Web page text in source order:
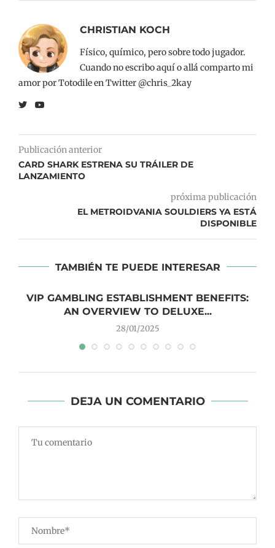
CHRISTIAN KOCH
Físico, químico, pero sobre todo jugador.
Cuando no escribo aquí o allá comparto mi
amor por Totodile en Twitter @chris_2kay
Publicación anterior
CARD SHARK ESTRENA SU TRÁILER DE
LANZAMIENTO
próxima publicación
EL METROIDVANIA SOULDIERS YA ESTÁ
DISPONIBLE
TAMBIÉN TE PUEDE INTERESAR
VIP GAMBLING ESTABLISHMENT BENEFITS:
AN OVERVIEW TO DELUXE...
28/01/2025
DEJA UN COMENTARIO